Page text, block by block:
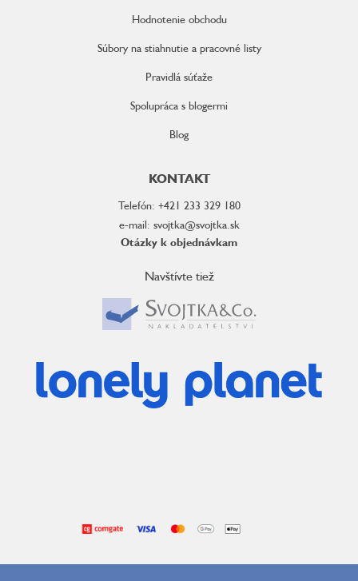
Hodnotenie obchodu
Súbory na stiahnutie a pracovné listy
Pravidlá súťaže
Spolupráca s blogermi
Blog
KONTAKT
Telefón: +421 233 329 180
e-mail: svojtka@svojtka.sk
Otázky k objednávkam
Navštívte tiež